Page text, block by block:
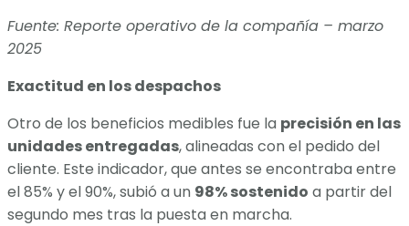
Fuente: Reporte operativo de la compañía – marzo
2025
Exactitud en los despachos
Otro de los beneficios medibles fue la precisión en las
unidades entregadas, alineadas con el pedido del
cliente. Este indicador, que antes se encontraba entre
el 85% y el 90%, subió a un 98% sostenido a partir del
segundo mes tras la puesta en marcha.